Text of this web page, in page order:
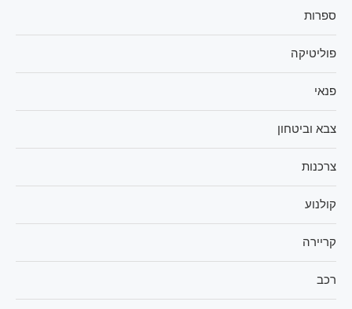
ספרות
פוליטיקה
פנאי
צבא וביטחון
צרכנות
קולנוע
קריירה
רכב